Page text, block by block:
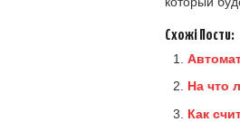
Схожі Пости:
На что
Как